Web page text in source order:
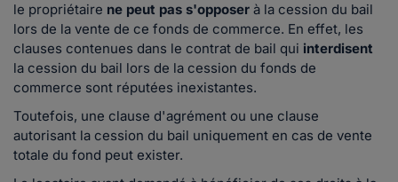
le propriétaire ne peut pas s'opposer à la cession du bail
lors de la vente de ce fonds de commerce. En effet, les
clauses contenues dans le contrat de bail qui interdisent
la cession du bail lors de la cession du fonds de
commerce sont réputées inexistantes.
Toutefois, une clause d'agrément ou une clause
autorisant la cession du bail uniquement en cas de vente
totale du fond peut exister.